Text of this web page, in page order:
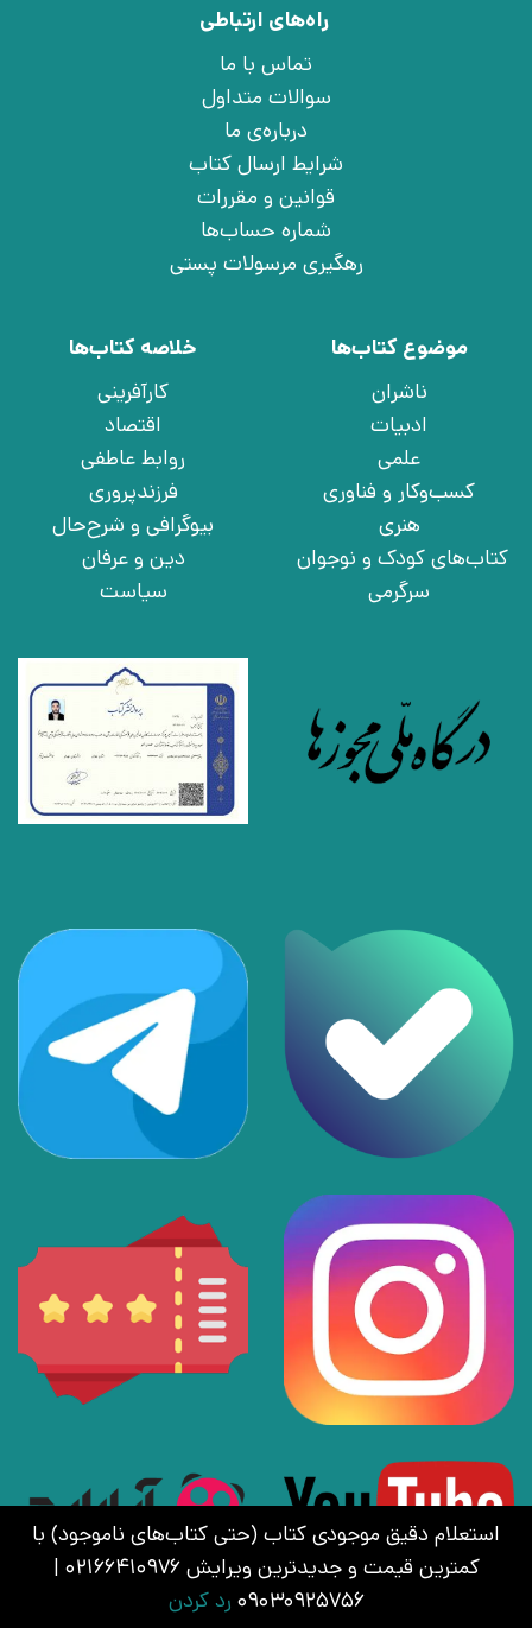
استعلام دقیق موجودی کتاب (حتی کتاب‌های ناموجود) با
کمترین قیمت و جدیدترین ویرایش 02166410976 |
09030925756 رد کردن
راه‌های ارتباطی
تماس با ما
سوالات متداول
درباره‌ی ما
شرایط ارسال کتاب
قوانین و مقررات
شماره حساب‌ها
رهگیری مرسولات پستی
موضوع کتاب‌ها
ناشران
ادبیات
علمی
کسب‌وکار و فناوری
هنری
کتاب‌های کودک و نوجوان
سرگرمی
خلاصه کتاب‌ها
کارآفرینی
اقتصاد
روابط عاطفی
فرزندپروری
بیوگرافی و شرح‌حال
دین و عرفان
سیاست